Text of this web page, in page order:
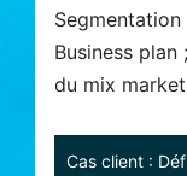
Business
du mix
Cas client :